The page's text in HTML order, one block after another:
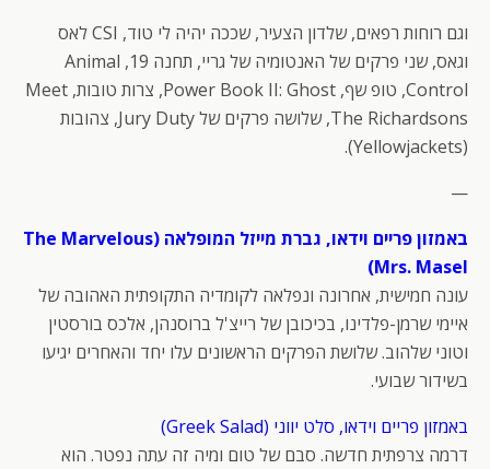
וגם רוחות רפאים, שלדון הצעיר, שככה יהיה לי טוד, CSI לאס
וגאס, שני פרקים של האנטומיה של גריי, תחנה 19, Animal
Control, טופ שף, Power Book II: Ghost, צרות טובות, Meet
The Richardsons, שלושה פרקים של Jury Duty, צהובות
(Yellowjackets).
—
באמזון פריים וידאו, גברת מייזל המופלאה (The Marvelous
Mrs. Masel)
עונה חמישית, אחרונה ונפלאה לקומדיה התקופתית האהובה של
איימי שרמן-פלדינו, בכיכובן של רייצ'ל ברוסנהן, אלכס בורסטין
וטוני שלהוב. שלושת הפרקים הראשונים עלו יחד והאחרים יגיעו
בשידור שבועי.
באמזון פריים וידאו, סלט יווני (Greek Salad)
דרמה צרפתית חדשה. סבם של טום ומיה זה עתה נפטר. הוא